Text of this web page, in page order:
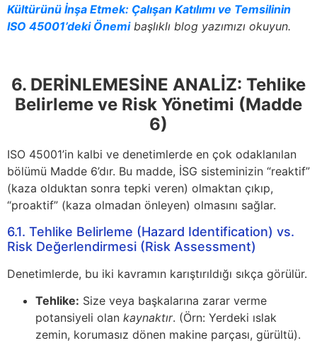
Kültürünü İnşa Etmek: Çalışan Katılımı ve Temsilinin
ISO 45001’deki Önemibaşlıklı blog yazımızı okuyun.
6. DERİNLEMESİNE ANALİZ: Tehlike
Belirleme ve Risk Yönetimi (Madde
6)
ISO 45001’in kalbi ve denetimlerde en çok odaklanılan
bölümü Madde 6’dır. Bu madde, İSG sisteminizin “reaktif”
(kaza olduktan sonra tepki veren) olmaktan çıkıp,
“proaktif” (kaza olmadan önleyen) olmasını sağlar.
6.1. Tehlike Belirleme (Hazard Identification) vs.
Risk Değerlendirmesi (Risk Assessment)
Denetimlerde, bu iki kavramın karıştırıldığı sıkça görülür.
Tehlike: Size veya başkalarına zarar verme
potansiyeli olan kaynaktır. (Örn: Yerdeki ıslak
zemin, korumasız dönen makine parçası, gürültü).